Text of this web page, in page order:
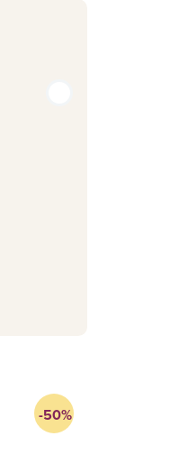
-50%